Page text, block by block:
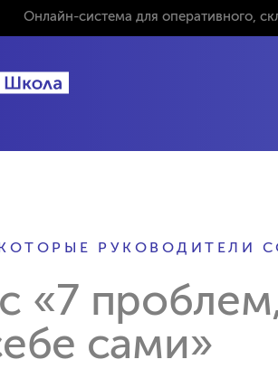
Онлайн-система для оперативного,
РУКОВОДИТЕЛИ
«7
сами»